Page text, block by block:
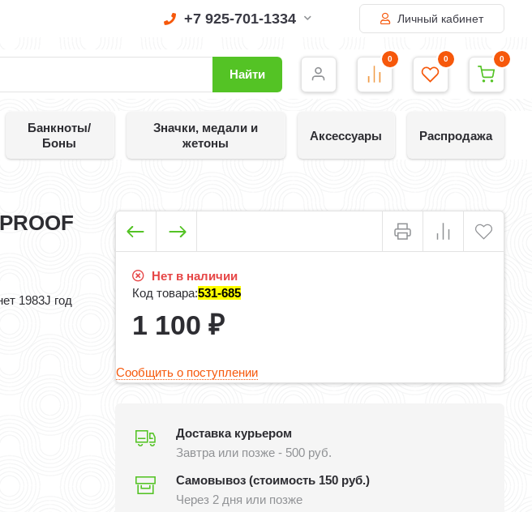
+7 925-701-1334 Личный кабинет
Найти
0 0 0
Банкноты/
Боны
Значки, медали и
жетоны
Аксессуары Распродажа
1983J год
Нет в наличии
Код товара:531-685
1 100 ₽
Сообщить о поступлении
Доставка курьером
Завтра или позже - 500 руб.
Самовывоз (стоимость 150 руб.)
Через 2 дня или позже